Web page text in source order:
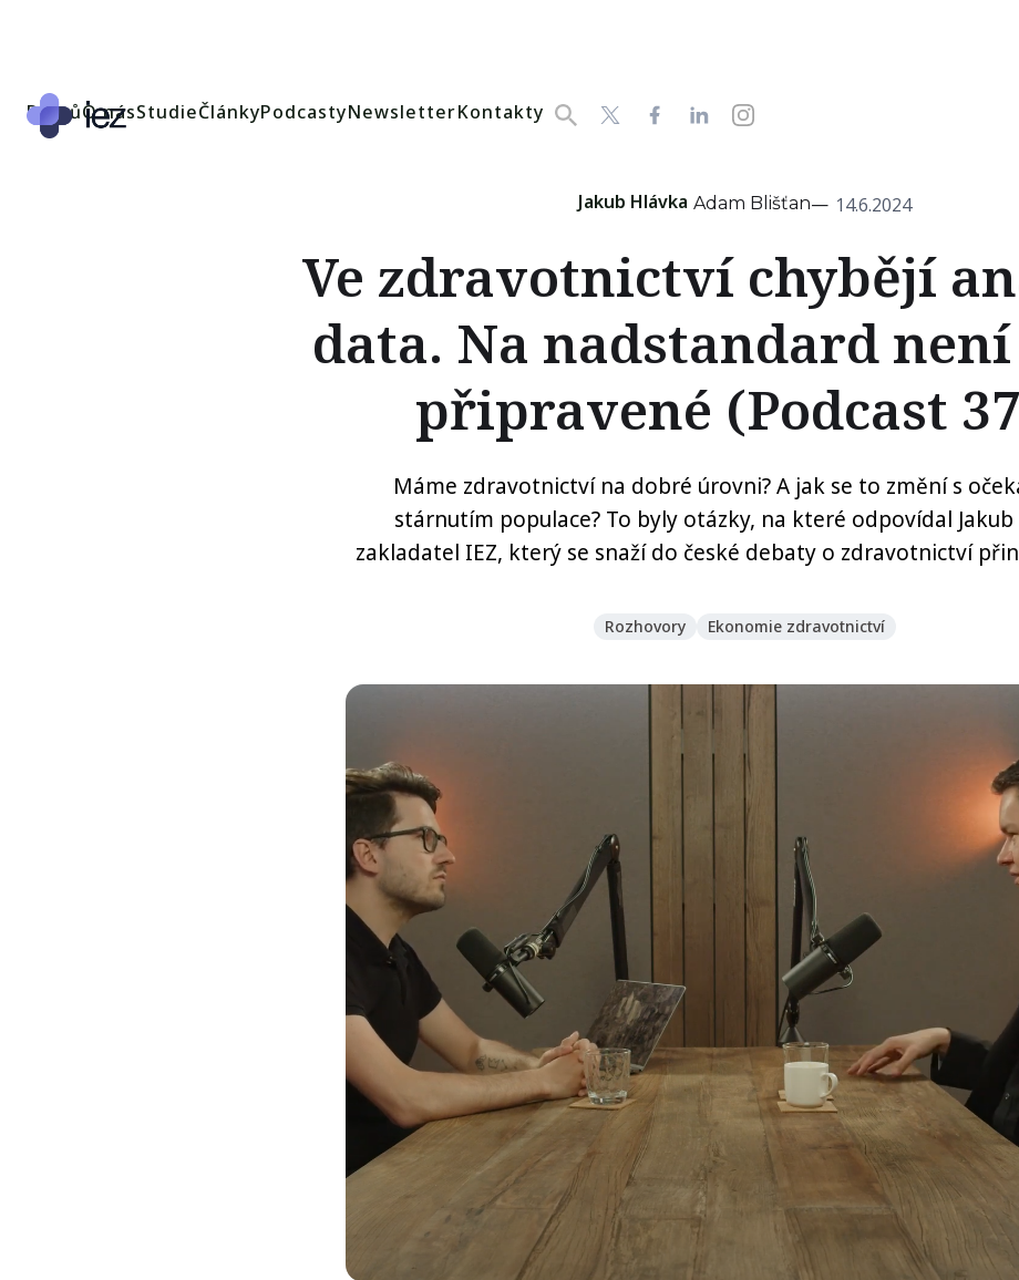
DomůO násStudieČlánkyPodcastyNewsletterKontakty
Jakub Hlávka Adam Blišťan— 14.6.2024
Ve zdravotnictví chybějí
data. Na nadstandard není
připravené (Podcast
Máme zdravotnictví na dobré úrovni? A jak se to změní s
stárnutím populace? To byly otázky, na které odpovídal Jakub
zakladatel IEZ, který se snaží do české debaty o zdravotnictví
Rozhovory Ekonomie zdravotnictví